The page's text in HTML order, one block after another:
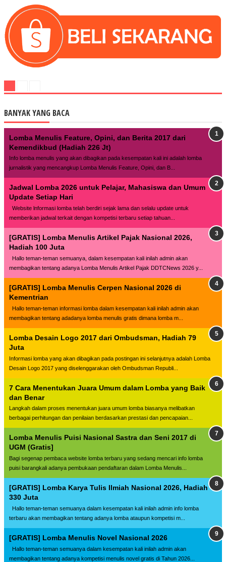
BANYAK YANG BACA
Lomba Menulis Feature, Opini, dan Berita 2017 dari
Kemendikbud (Hadiah 226 Jt)
Info lomba menulis yang akan dibagikan pada kesempatan kali ini adalah lomba
jurnalistik yang mencangkup Lomba Menulis Feature, Opini, dan B...
Jadwal Lomba 2026 untuk Pelajar, Mahasiswa dan Umum
Update Setiap Hari
Website lnformasi lomba telah berdiri sejak lama dan selalu update untuk
memberikan jadwal terkait dengan kompetisi terbaru setiap tahuan...
[GRATIS] Lomba Menulis Artikel Pajak Nasional 2026,
Hadiah 100 Juta
Hallo teman-teman semuanya, dalam kesempatan kali inilah admin akan
membagikan tentang adanya Lomba Menulis Artikel Pajak DDTCNews 2026 y...
[GRATIS] Lomba Menulis Cerpen Nasional 2026 di
Kementrian
Hallo teman-teman informasi lomba dalam kesempatan kali inilah admin akan
membagikan tentang adadanya lomba menulis gratis dimana lomba m...
Lomba Desain Logo 2017 dari Ombudsman, Hadiah 79
Juta
Informasi lomba yang akan dibagikan pada postingan ini selanjutnya adalah Lomba
Desain Logo 2017 yang diselenggarakan oleh Ombudsman Republi...
7 Cara Menentukan Juara Umum dalam Lomba yang Baik
dan Benar
Langkah dalam proses menentukan juara umum lomba biasanya melibatkan
berbagai perhitungan dan penilaian berdasarkan prestasi dan pencapaian...
Lomba Menulis Puisi Nasional Sastra dan Seni 2017 di
UGM (Gratis]
Bagi segenap pembaca website lomba terbaru yang sedang mencari info lomba
puisi barangkali adanya pembukaan pendaftaran dalam Lomba Menulis...
[GRATIS] Lomba Karya Tulis Ilmiah Nasional 2026, Hadiah
330 Juta
Hallo teman-teman semuanya dalam kesempatan kali inilah admin info lomba
terbaru akan membagikan tentang adanya lomba ataupun kompetisi m...
[GRATIS] Lomba Menulis Novel Nasional 2026
Hallo teman-teman semuanya dalam kesempatan kali inilah admin akan
membagikan tentang adanya kompetisi menulis novel gratis di Tahun 2026...